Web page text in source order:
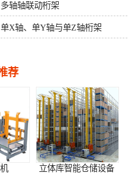
多轴轴联动桁架
单X轴、单Y轴与单Z轴桁架
荐
库智能仓储设备